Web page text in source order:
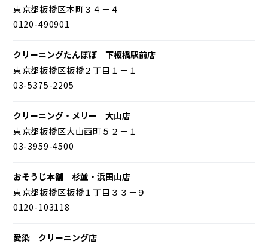
東京都板橋区本町３４－４
0120-490901
クリーニングたんぽぽ 下板橋駅前店
東京都板橋区板橋２丁目１－１
03-5375-2205
クリーニング・メリー 大山店
東京都板橋区大山西町５２－１
03-3959-4500
おそうじ本舗 杉並・浜田山店
東京都板橋区板橋１丁目３３－９
0120-103118
愛染 クリーニング店